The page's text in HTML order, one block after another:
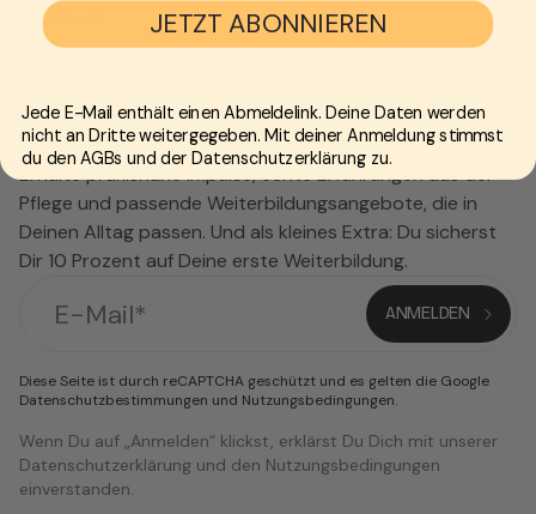
HÖHER Community
Erhalte praxisnahe Impulse, echte Erfahrungen aus der
Pflege und passende Weiterbildungsangebote, die in
Deinen Alltag passen. Und als kleines Extra: Du sicherst
Dir 10 Prozent auf Deine erste Weiterbildung.
Diese Seite ist durch reCAPTCHA geschützt und es gelten die Google
Datenschutzbestimmungen und Nutzungsbedingungen.
Wenn Du auf „Anmelden“ klickst, erklärst Du Dich mit unserer
Datenschutzerklärung und den Nutzungsbedingungen
einverstanden.
JETZT ABONNIEREN
Jede E-Mail enthält einen Abmeldelink. Deine Daten werden
nicht an Dritte weitergegeben. Mit deiner Anmeldung stimmst
du den AGBs und der Datenschutzerklärung zu.